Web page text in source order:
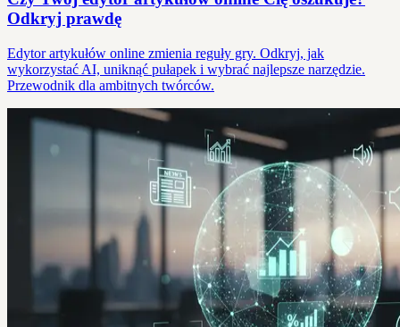
Odkryj prawdę
Edytor artykułów online zmienia reguły gry. Odkryj, jak
wykorzystać AI, uniknąć pułapek i wybrać najlepsze narzędzie.
Przewodnik dla ambitnych twórców.